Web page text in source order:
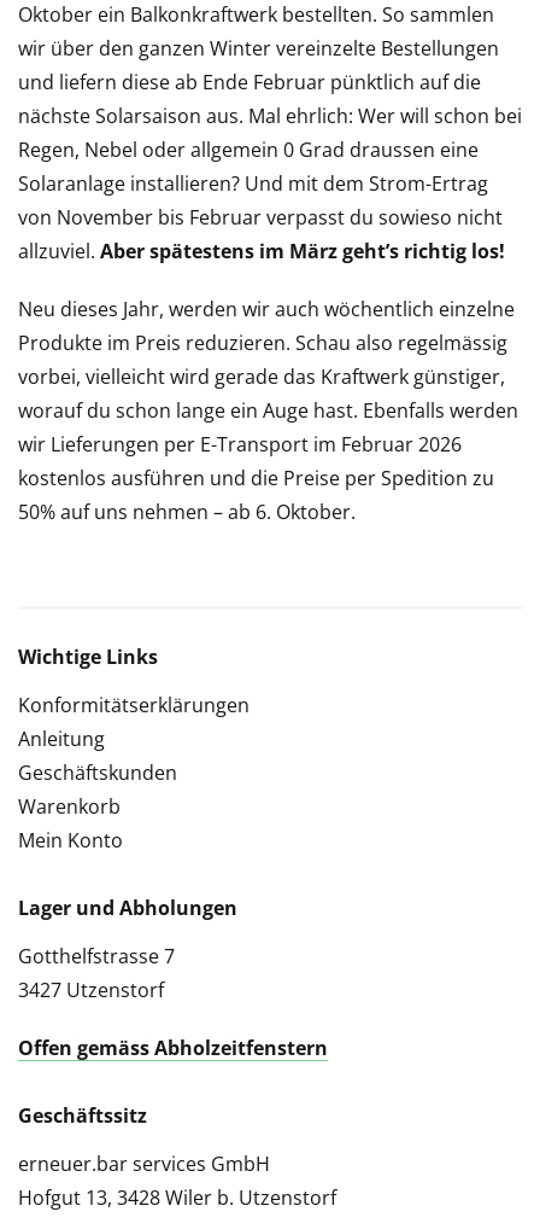
Oktober ein Balkonkraftwerk bestellten. So sammlen
wir über den ganzen Winter vereinzelte Bestellungen
und liefern diese ab Ende Februar pünktlich auf die
nächste Solarsaison aus. Mal ehrlich: Wer will schon bei
Regen, Nebel oder allgemein 0 Grad draussen eine
Solaranlage installieren? Und mit dem Strom-Ertrag
von November bis Februar verpasst du sowieso nicht
allzuviel. Aber spätestens im März geht’s richtig los!
Neu dieses Jahr, werden wir auch wöchentlich einzelne
Produkte im Preis reduzieren. Schau also regelmässig
vorbei, vielleicht wird gerade das Kraftwerk günstiger,
worauf du schon lange ein Auge hast. Ebenfalls werden
wir Lieferungen per E-Transport im Februar 2026
kostenlos ausführen und die Preise per Spedition zu
50% auf uns nehmen – ab 6. Oktober.
Wichtige Links
Konformitätserklärungen
Anleitung
Geschäftskunden
Warenkorb
Mein Konto
Lager und Abholungen
Gotthelfstrasse 7
3427 Utzenstorf
Offen gemäss Abholzeitfenstern
Geschäftssitz
erneuer.bar services GmbH
Hofgut 13, 3428 Wiler b. Utzenstorf